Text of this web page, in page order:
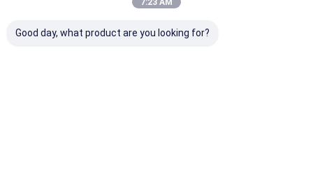
7:23 AM
Good day, what product are you looking for?